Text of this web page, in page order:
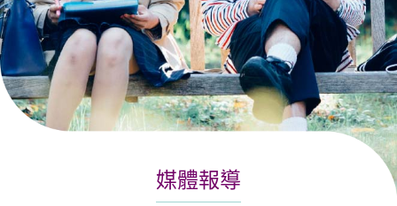
幸福案例
最新動態
活動花絮
關於月老媒體報導